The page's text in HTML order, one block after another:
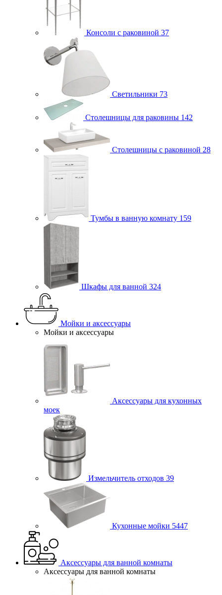
Консоли с раковиной 37
Светильники 73
Столешницы для раковины 142
Столешницы с раковиной 28
Тумбы в ванную комнату 159
Шкафы для ванной 324
Мойки и аксессуары
Мойки и аксессуары
Аксессуары для кухонных
моек
Измельчитель отходов 39
Кухонные мойки 5447
Аксессуары для ванной комнаты
Аксессуары для ванной комнаты